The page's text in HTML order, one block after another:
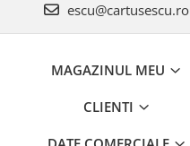
escu@cartusescu.ro
MAGAZINUL MEU
CLIENTI